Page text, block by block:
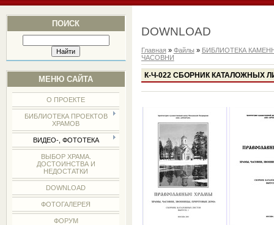
ПОИСК
МЕНЮ САЙТА
О ПРОЕКТЕ
БИБЛИОТЕКА ПРОЕКТОВ
ХРАМОВ
ВИДЕО-, ФОТОТЕКА
ВЫБОР ХРАМА.
ДОСТОИНСТВА И
НЕДОСТАТКИ
DOWNLOAD
ФОТОГАЛЕРЕЯ
ФОРУМ
DOWNLOAD
Главная » Файлы » БИБЛИОТЕКА
ЧАСОВНИ
К-Ч-022 СБОРНИК КАТАЛОЖНЫХ